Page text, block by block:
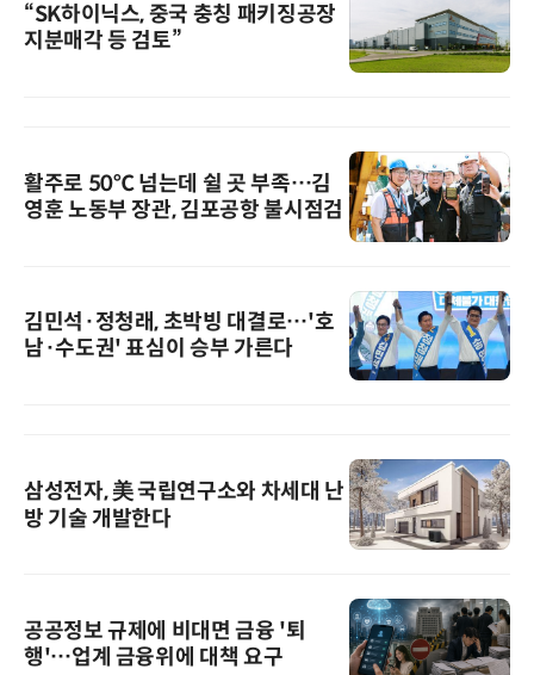
“SK하이닉스, 중국 충칭 패키징공장
지분매각 등 검토”
활주로 50℃ 넘는데 쉴 곳 부족…김
영훈 노동부 장관, 김포공항 불시점검
김민석·정청래, 초박빙 대결로…'호
남·수도권' 표심이 승부 가른다
삼성전자, 美 국립연구소와 차세대 난
방 기술 개발한다
공공정보 규제에 비대면 금융 '퇴
행'…업계 금융위에 대책 요구